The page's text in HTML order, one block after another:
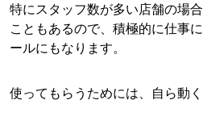
特にスタッフ数が多い店舗の場
こともあるので、積極的に仕事
ールにもなります。
使ってもらうためには、自ら動く